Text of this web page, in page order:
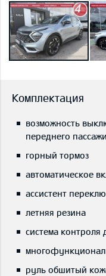
Комплектация
возможность
переднего
горный тормоз
автоматическое
ассистент
летняя резина
система
руль обшитый